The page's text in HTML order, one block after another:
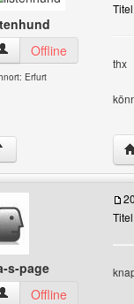
Benutzer-
Offline
Erfurt
thx
s-page
a-s-page Benutzer-
Offline